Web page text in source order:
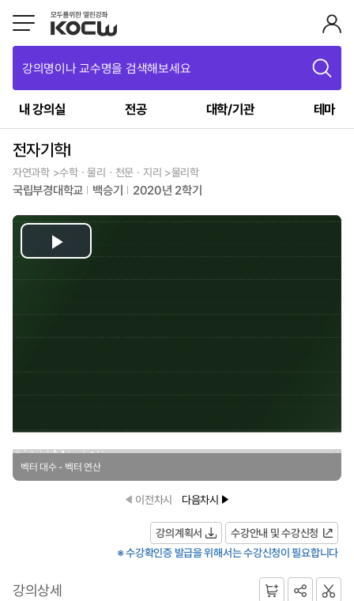
강의명이나 교수명을 검색해보세요
내 강의실 전공 대학/기관 테마
전자기학I
자연과학 >수학ㆍ물리ㆍ천문ㆍ지리 >물리학
국립부경대학교 백승기 2020년 2학기
Play
벡터 대수 - 벡터 연산
이전차시 다음차시
강의계획서
수강안내 및 수강신청
※ 수강확인증 발급을 위해서는 수강신청이 필요합니다
강의상세